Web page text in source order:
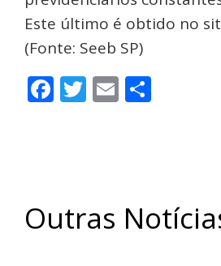
Este último é obtido no
(Fonte: Seeb SP)
Facebook
Twitter
Email
Outras